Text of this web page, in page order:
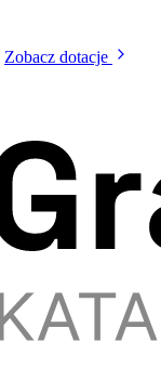
Zobacz dotacje